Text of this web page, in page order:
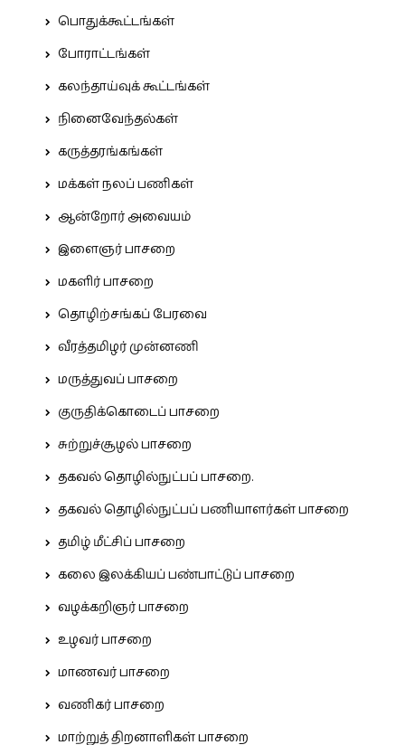
பொதுக்கூட்டங்கள்
போராட்டங்கள்
கலந்தாய்வுக் கூட்டங்கள்
நினைவேந்தல்கள்
கருத்தரங்கங்கள்
மக்கள் நலப் பணிகள்
ஆன்றோர் அவையம்
இளைஞர் பாசறை
மகளிர் பாசறை
தொழிற்சங்கப் பேரவை
வீரத்தமிழர் முன்னணி
மருத்துவப் பாசறை
குருதிக்கொடைப் பாசறை
சுற்றுச்சூழல் பாசறை
தகவல் தொழில்நுட்பப் பாசறை.
தகவல் தொழில்நுட்பப் பணியாளர்கள் பாசறை
தமிழ் மீட்சிப் பாசறை
கலை இலக்கியப் பண்பாட்டுப் பாசறை
வழக்கறிஞர் பாசறை
உழவர் பாசறை
மாணவர் பாசறை
வணிகர் பாசறை
மாற்றுத் திறனாளிகள் பாசறை